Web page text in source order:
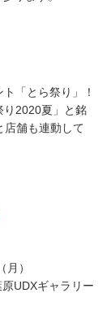
「とら祭り」！
り2020夏」と銘
店舗も連動して
）
UDXギャラリー